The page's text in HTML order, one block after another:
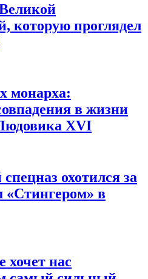
которую проглядел
монарха:
в жизни
XVI
охотился за
«Стингером» в
нас